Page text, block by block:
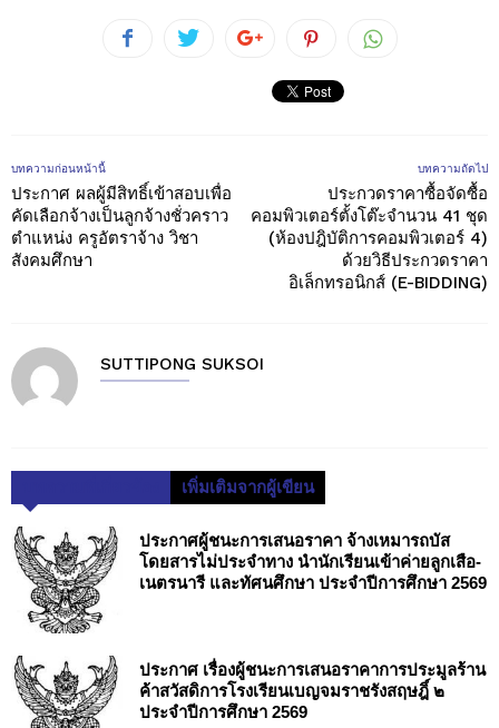
บทความก่อนหน้านี้
ประกาศ ผลผู้มีสิทธิ์เข้าสอบเพื่อ
คัดเลือกจ้างเป็นลูกจ้างชั่วคราว
ตําแหน่ง ครูอัตราจ้าง วิชา
สังคมศึกษา
บทความถัดไป
ประกวดราคาซื้อจัดซื้อ
คอมพิวเตอร์ตั้งโต๊ะจำนวน 41 ชุด
(ห้องปฎิบัติการคอมพิวเตอร์ 4)
ด้วยวิธีประกวดราคา
อิเล็กทรอนิกส์ (E-BIDDING)
SUTTIPONG SUKSOI
เพิ่มเติมจากผู้เขียน
ประกาศผู้ชนะการเสนอราคา จ้างเหมารถบัส
โดยสารไม่ประจำทาง นำนักเรียนเข้าค่ายลูกเสือ-
เนตรนารี และทัศนศึกษา ประจำปีการศึกษา 2569
ประกาศ เรื่องผู้ชนะการเสนอราคาการประมูลร้าน
ค้าสวัสดิการโรงเรียนเบญจมราชรังสฤษฎิ์ ๒
ประจำปีการศึกษา 2569